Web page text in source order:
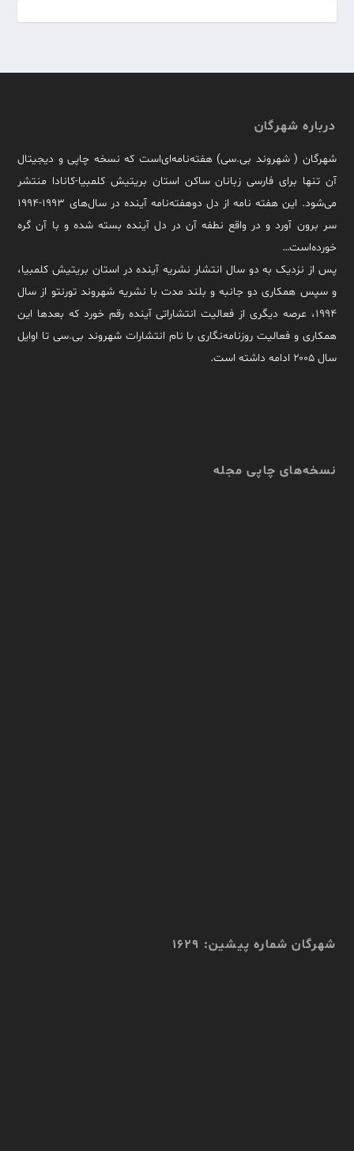
درباره شهرگان
شهرگان ( شهروند بی.سی) هفته‌نامه‌ای‌است که نسخه چاپی و دیجیتال
آن تنها برای فارسی زبانان ساکن استان بریتیش کلمبیا-کانادا منتشر
می‌شود. این هفته نامه از دل دوهفته‌نامه آینده در سال‌های ۱۹۹۳-۱۹۹۴
سر برون آورد و در واقع نطفه آن در دل آینده بسته شده و با آن گره
خورده‌است…
پس از نزدیک به دو سال انتشار نشریه آینده در استان بریتیش کلمبیا،
و سپس همکاری دو جانبه و بلند مدت با نشریه شهروند تورنتو از سال
۱۹۹۴، عرصه دیگری از فعالیت انتشاراتی آینده رقم خورد که بعدها این
همکاری و فعالیت روزنامه‌نگاری با نام انتشارات شهروند بی.سی تا اوایل
سال ۲۰۰۵ ادامه داشته است.
نسخه‌های چاپی مجله
شهرگان شماره پیشین: 1629